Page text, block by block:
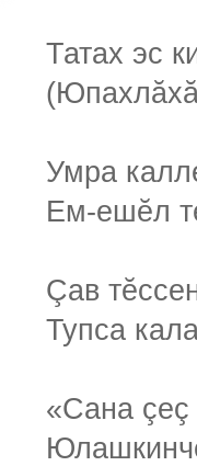
Татах эс
Умра
Ем-ешĕл
Çав
Тупса
«Сана çеç